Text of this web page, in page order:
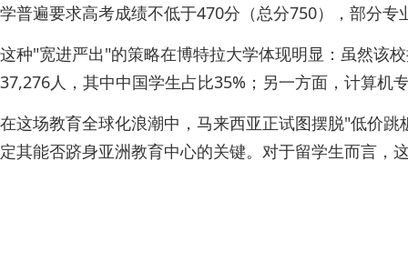
学普遍要求高考成绩不低于470分（总分750），部分
这种"宽进严出"的策略在博特拉大学体现明显：虽然该
37,276人，其中中国学生占比35%；另一方面，计算机
在这场教育全球化浪潮中，马来西亚正试图摆脱"低价
定其能否跻身亚洲教育中心的关键。对于留学生而言，